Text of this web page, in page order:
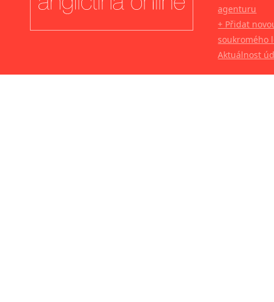
agenturu
+ Přidat
soukromého
Aktuálnost